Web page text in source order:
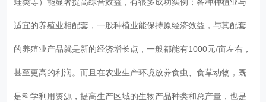
适宜的养殖业相配套，一般种植业能保持原经济效益，与其配套
的养殖业产品就是新的经济增长点，一般都能有1000元/亩左右，
甚至更高的利润。而且在农业生产环境放养食虫、食草动物，既
是科学利用资源，提高生产区域的生物产品种类和总产量，也是